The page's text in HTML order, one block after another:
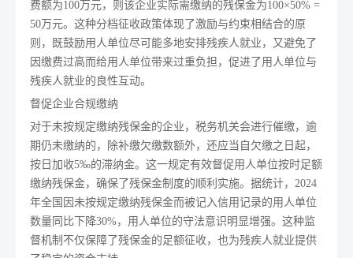
费额为100万元，则该企业实际需缴纳的残保金为100×50% =
50万元。这种分档征收政策体现了激励与约束相结合的原
则，既鼓励用人单位尽可能多地安排残疾人就业，又避免了
因缴费过高而给用人单位带来过重负担，促进了用人单位与
残疾人就业的良性互动。
督促企业合规缴纳
对于未按规定缴纳残保金的企业，税务机关会进行催缴，逾
期仍未缴纳的，除补缴欠缴数额外，还应当自欠缴之日起，
按日加收5‰的滞纳金。这一规定有效督促用人单位按时足额
缴纳残保金，确保了残保金制度的顺利实施。据统计，2024
年全国因未按规定缴纳残保金而被记入信用记录的用人单位
数量同比下降30%，用人单位的守法意识明显增强。这种监
督机制不仅保障了残保金的足额征收，也为残疾人就业提供